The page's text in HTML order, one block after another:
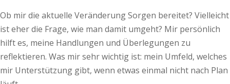
Ob mir die aktuelle Veränderung Sorgen bereitet? Vielleicht
ist eher die Frage, wie man damit umgeht? Mir persönlich
hilft es, meine Handlungen und Überlegungen zu
reflektieren. Was mir sehr wichtig ist: mein Umfeld, welches
mir Unterstützung gibt, wenn etwas einmal nicht nach Plan